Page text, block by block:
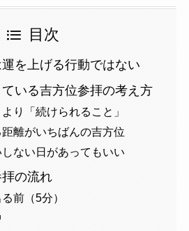
目次
を上げる行動ではない
いる吉方位参拝の考え方
り「続けられること」
離がいちばんの吉方位
ない日があってもいい
の流れ
前（5分）